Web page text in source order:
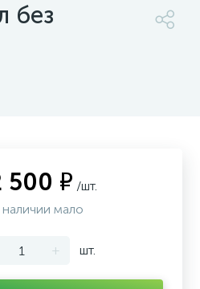
без
500 ₽ /шт.
наличии мало
+ шт.